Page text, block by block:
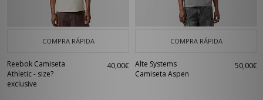
COMPRA RÁPIDA
Reebok Camiseta
Athletic - size?
exclusive
40,00€
COMPRA RÁPIDA
Alte Systems
Camiseta Aspen
50,00€